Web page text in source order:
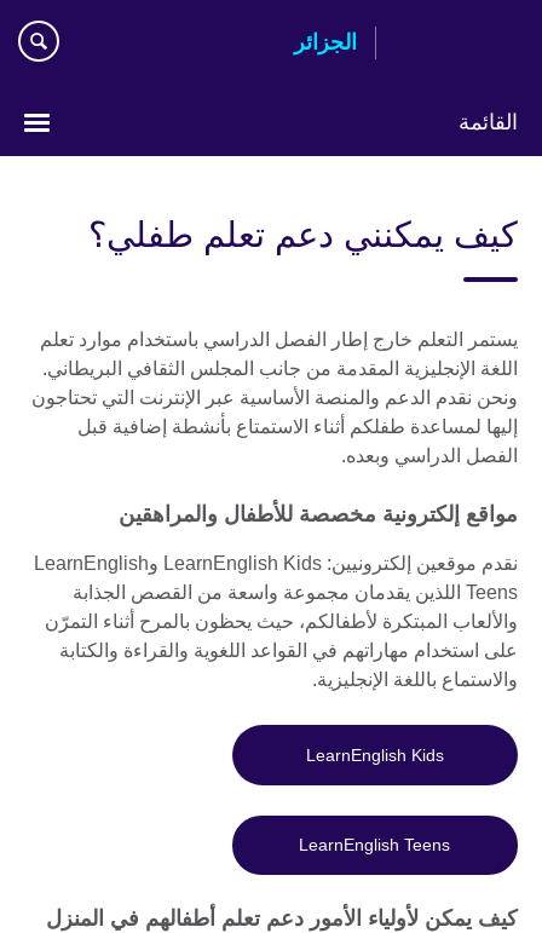
الجزائر
القائمة
language
كيف يمكنني دعم تعلم طفلي؟
يستمر التعلم خارج إطار الفصل الدراسي باستخدام موارد تعلم
اللغة الإنجليزية المقدمة من جانب المجلس الثقافي البريطاني.
ونحن نقدم الدعم والمنصة الأساسية عبر الإنترنت التي تحتاجون
إليها لمساعدة طفلكم أثناء الاستمتاع بأنشطة إضافية قبل
الفصل الدراسي وبعده.
مواقع إلكترونية مخصصة للأطفال والمراهقين
نقدم موقعين إلكترونيين: LearnEnglish Kids وLearnEnglish
Teens اللذين يقدمان مجموعة واسعة من القصص الجذابة
والألعاب المبتكرة لأطفالكم، حيث يحظون بالمرح أثناء التمرّن
على استخدام مهاراتهم في القواعد اللغوية والقراءة والكتابة
والاستماع باللغة الإنجليزية.
LearnEnglish Kids
LearnEnglish Teens
كيف يمكن لأولياء الأمور دعم تعلم أطفالهم في المنزل